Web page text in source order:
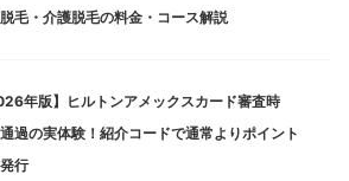
毛・介護脱毛の料金・コース解説
年版】ヒルトンアメックスカード審査時
過の実体験！紹介コードで通常よりポイント
行